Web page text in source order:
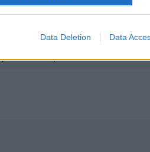
Data Deletion Data
που έκανε μπάνιο σε
που τον πρόδωσε